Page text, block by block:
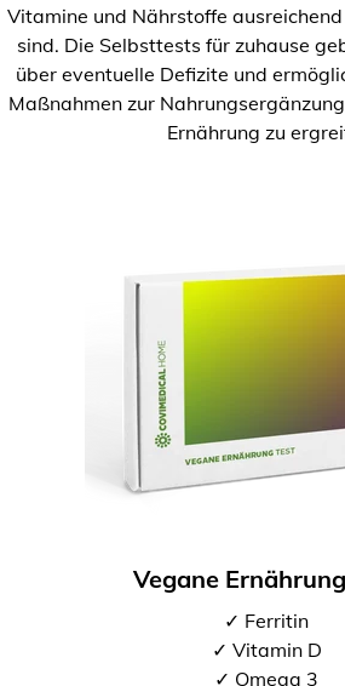
Vitamine und Nährstoffe
sind. Die Selbsttests für zuhause
über eventuelle Defizite und
Maßnahmen zur
Ernährung zu
Vegane
✓ Ferritin
✓ Vitamin D
✓ Omega 3